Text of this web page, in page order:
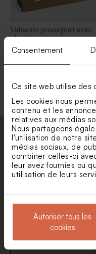
Consentement
Ce site web utilise des
Les cookies nous
contenu et les
relatives aux médias
Nous partageons
l'utilisation de notre
médias sociaux, de
combiner celles-ci
leur avez fournies ou
utilisation de leurs
Autoriser tous les
cookies
Valisette passeport avec
photo
Valisette personnalisable
Abonnez-vous à
informé. Petite
de réduction.
Prénom
E-mail